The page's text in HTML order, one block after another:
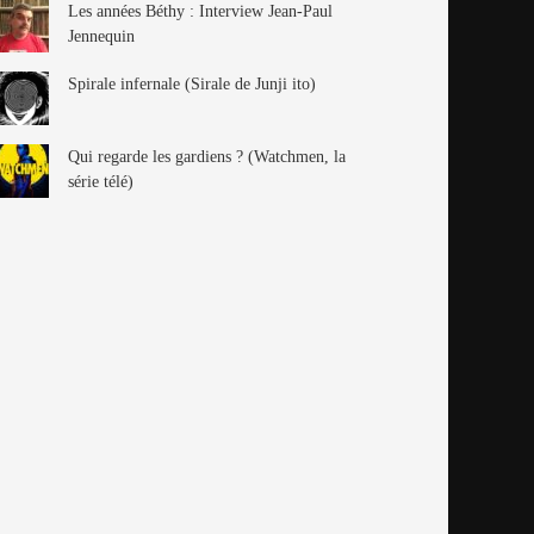
Les années Béthy : Interview Jean-Paul
Jennequin
Spirale infernale (Sirale de Junji ito)
Qui regarde les gardiens ? (Watchmen, la
série télé)